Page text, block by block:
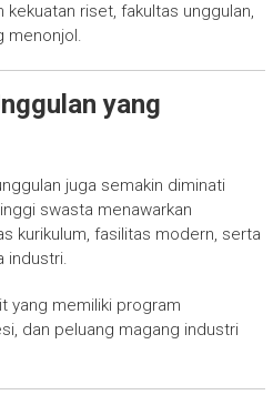
riset, fakultas unggulan,
menonjol.
yang
juga semakin diminati
swasta menawarkan
kurikulum, fasilitas modern, serta
industri.
yang memiliki program
dan peluang magang industri